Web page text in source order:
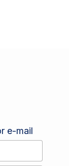
e-mail